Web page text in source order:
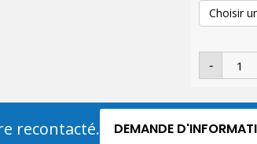
-
recontacté. DEMANDE